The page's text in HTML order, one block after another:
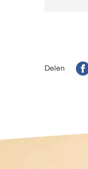
Delen